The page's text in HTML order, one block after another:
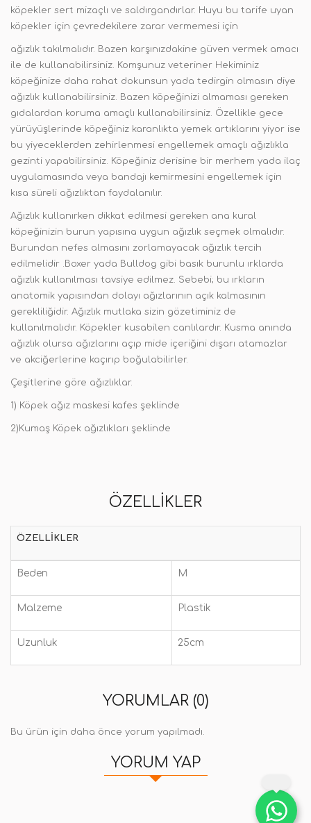
köpekler sert mizaçlı ve saldırgandırlar. Huyu bu tarife uyan
köpekler için çevredekilere zarar vermemesi için
ağızlık takılmalıdır. Bazen karşınızdakine güven vermek amacı
ile de kullanabilirsiniz. Komşunuz veteriner Hekiminiz
köpeğinize daha rahat dokunsun yada tedirgin olmasın diye
ağızlık kullanabilirsiniz. Bazen köpeğinizi almaması gereken
gıdalardan koruma amaçlı kullanabilirsiniz. Özellikle gece
yürüyüşlerinde köpeğiniz karanlıkta yemek artıklarını yiyor ise
bu yiyeceklerden zehirlenmesi engellemek amaçlı ağızlıkla
gezinti yapabilirsiniz. Köpeğiniz derisine bir merhem yada ilaç
uygulamasında veya bandajı kemirmesini engellemek için
kısa süreli ağızlıktan faydalanılır.
Ağızlık kullanırken dikkat edilmesi gereken ana kural
köpeğinizin burun yapısına uygun ağızlık seçmek olmalıdır.
Burundan nefes almasını zorlamayacak ağızlık tercih
edilmelidir .Boxer yada Bulldog gibi basık burunlu ırklarda
ağızlık kullanılması tavsiye edilmez. Sebebi; bu ırkların
anatomik yapısından dolayı ağızlarının açık kalmasının
gerekliliğidir. Ağızlık mutlaka sizin gözetiminiz de
kullanılmalıdır. Köpekler kusabilen canlılardır. Kusma anında
ağızlık olursa ağızlarını açıp mide içeriğini dışarı atamazlar
ve akciğerlerine kaçırıp boğulabilirler.
Çeşitlerine göre ağızlıklar.
1) Köpek ağız maskesi kafes şeklinde
2)Kumaş Köpek ağızlıkları şeklinde
ÖZELLIKLER
ÖZELLIKLER
Beden M
Malzeme Plastik
Uzunluk 25cm
YORUMLAR (0)
Bu ürün için daha önce yorum yapılmadı.
YORUM YAP